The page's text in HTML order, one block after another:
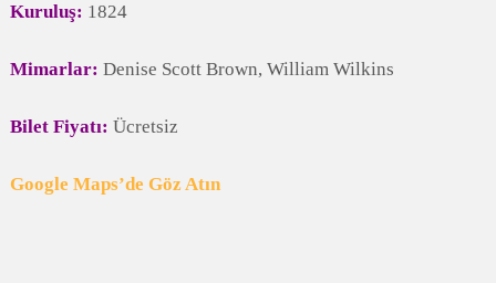
Kuruluş: 1824
Mimarlar: Denise Scott Brown, William Wilkins
Bilet Fiyatı: Ücretsiz
Google Maps’de Göz Atın